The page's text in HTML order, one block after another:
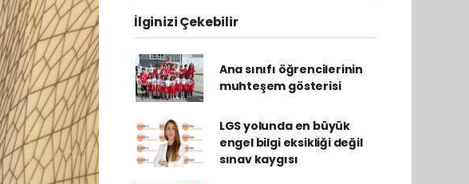
İlginizi Çekebilir
Ana sınıfı öğrencilerinin
muhteşem gösterisi
LGS yolunda en büyük
engel bilgi eksikliği değil
sınav kaygısı